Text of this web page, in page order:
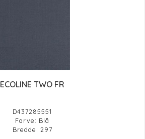
ECOLINE TWO FR
D437285551
Farve: Blå
Bredde: 297